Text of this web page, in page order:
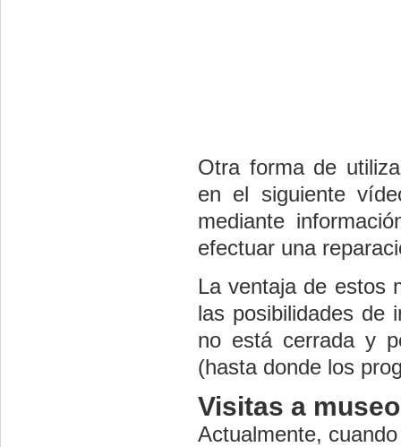
Otra forma de
en el siguiente
mediante
efectuar una
La ventaja de estos
las posibilidades de
no está cerrada y
(hasta donde los
Visitas a
Actualmente,